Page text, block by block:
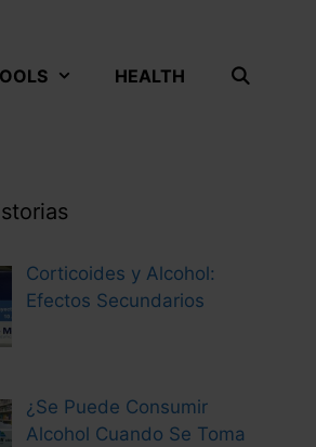
HEALTH
Corticoides y Alcohol:
Efectos Secundarios
¿Se Puede Consumir
Alcohol Cuando Se Toma